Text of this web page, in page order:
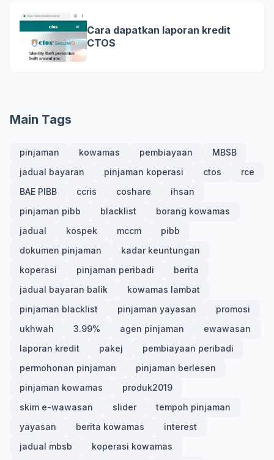
Cara dapatkan laporan kredit
CTOS
Main Tags
pinjaman kowamas pembiayaan
MBSB
jadual bayaran
pinjaman koperasi ctos
rce
BAE PIBB
ccris coshare
ihsan
pinjaman pibb
blacklist
borang kowamas
jadual
kospek mccm
pibb
dokumen pinjaman
kadar keuntungan
koperasi
pinjaman peribadi
berita
jadual bayaran balik
kowamas lambat
pinjaman blacklist
pinjaman yayasan
promosi
ukhwah
3.99% agen pinjaman
ewawasan
laporan kredit
pakej
pembiayaan peribadi
permohonan pinjaman
pinjaman berlesen
pinjaman kowamas
produk2019
skim e-wawasan
slider
tempoh pinjaman
yayasan
berita kowamas
interest
jadual mbsb
koperasi kowamas